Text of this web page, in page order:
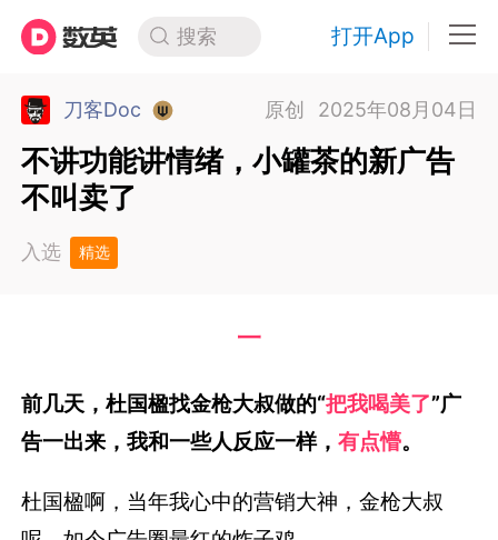
搜索 打开App
刀客Doc 原创 2025年08月04日
不讲功能讲情绪，小罐茶的新广告
不叫卖了
入选 精选
一
前几天，杜国楹找金枪大叔做的“把我喝美了”广
告一出来，我和一些人反应一样，有点懵。
杜国楹啊，当年我心中的营销大神，金枪大叔